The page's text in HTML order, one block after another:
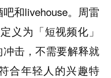
和livehouse。周雷
义为「短视频化」
击，不需要解释就
合年轻人的兴趣特